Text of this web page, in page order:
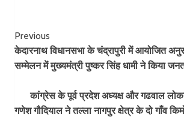
Post
Navigation
Previous
केदारनाथ विधानसभा के चंद्रापुरी में आयोजित
सम्मेलन में मुख्यमंत्री पुष्कर सिंह धामी ने किया
कांग्रेस के पूर्व प्रदेश अध्यक्ष और गढवाल
गणेश गौदियाल ने तल्ला नागपुर क्षेत्र के दो गाँव